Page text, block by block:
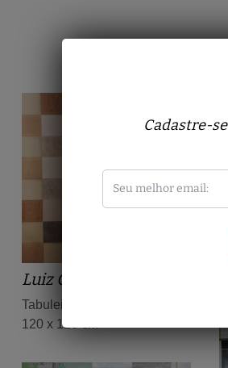
Luiz Carlos Ferracioli
Tabuleiro Gotas 8
120 x 120 cm
Cadastre-